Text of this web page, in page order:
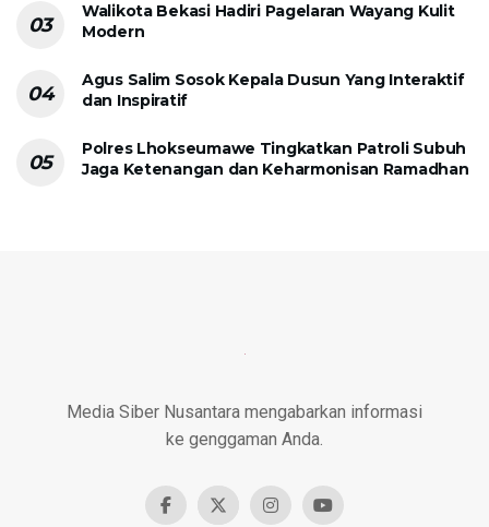
Walikota Bekasi Hadiri Pagelaran Wayang Kulit
Modern
Agus Salim Sosok Kepala Dusun Yang Interaktif
dan Inspiratif
Polres Lhokseumawe Tingkatkan Patroli Subuh
Jaga Ketenangan dan Keharmonisan Ramadhan
Media Siber Nusantara mengabarkan informasi
ke genggaman Anda.